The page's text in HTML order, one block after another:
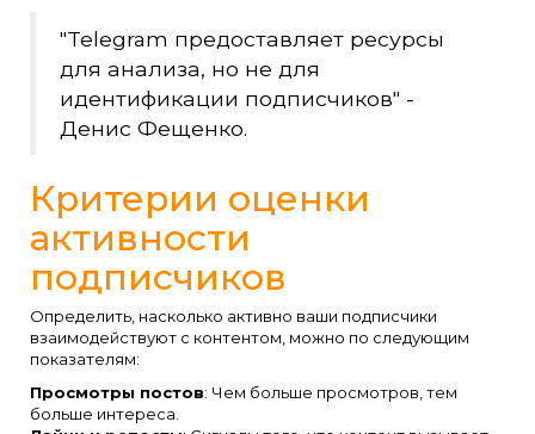
"Telegram предоставляет ресурсы
для анализа, но не для
идентификации подписчиков" -
Денис Фещенко.
Критерии оценки
активности
подписчиков
Определить, насколько активно ваши подписчики
взаимодействуют с контентом, можно по следующим
показателям:
Просмотры постов: Чем больше просмотров, тем
больше интереса.